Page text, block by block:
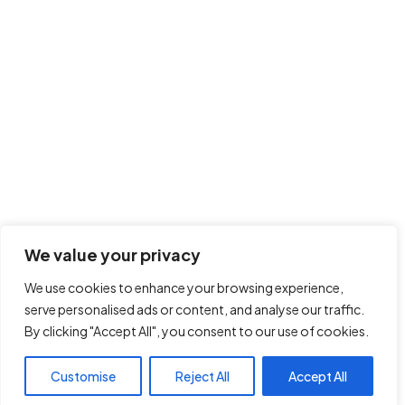
We value your privacy
We use cookies to enhance your browsing experience,
serve personalised ads or content, and analyse our traffic.
By clicking "Accept All", you consent to our use of cookies.
Customise Reject All Accept All